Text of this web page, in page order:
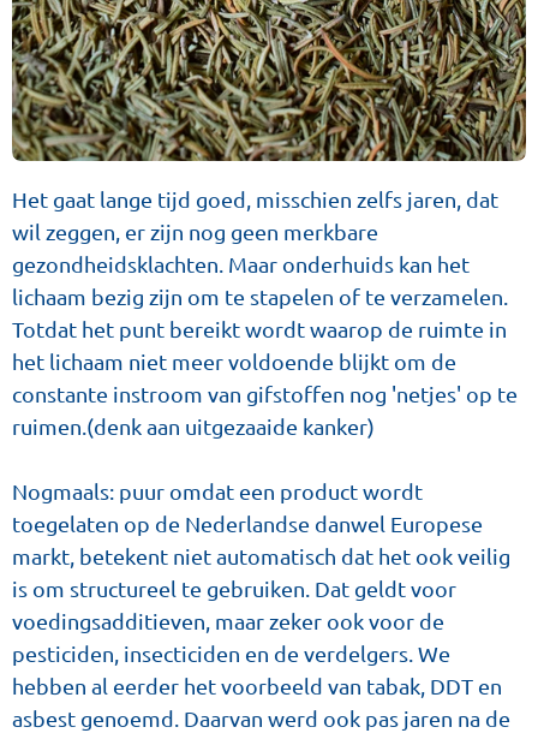
Het gaat lange tijd goed, misschien zelfs jaren, dat
wil zeggen, er zijn nog geen merkbare
gezondheidsklachten. Maar onderhuids kan het
lichaam bezig zijn om te stapelen of te verzamelen.
Totdat het punt bereikt wordt waarop de ruimte in
het lichaam niet meer voldoende blijkt om de
constante instroom van gifstoffen nog 'netjes' op te
ruimen.(denk aan uitgezaaide kanker)
Nogmaals: puur omdat een product wordt
toegelaten op de Nederlandse danwel Europese
markt, betekent niet automatisch dat het ook veilig
is om structureel te gebruiken. Dat geldt voor
voedingsadditieven, maar zeker ook voor de
pesticiden, insecticiden en de verdelgers. We
hebben al eerder het voorbeeld van tabak, DDT en
asbest genoemd. Daarvan werd ook pas jaren na de